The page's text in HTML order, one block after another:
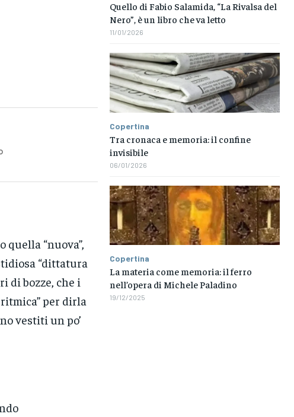
“nuova”,
“dittatura
di bozze, che i
per dirla
vestiti un po’
Quello di Fabio Salamida, “La Rivalsa del
Nero”, è un libro che va letto
11/01/2026
Copertina
Tra cronaca e memoria: il confine
invisibile
06/01/2026
Copertina
La materia come memoria: il ferro
nell’opera di Michele Paladino
19/12/2025